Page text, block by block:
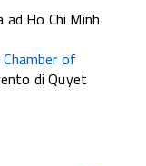
Ho Chi Minh
of
di Quyet